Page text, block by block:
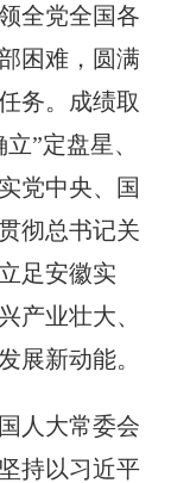
全党全国各
困难，圆满
务。成绩取
”定盘星、
党中央、国
彻总书记关
足安徽实
产业壮大、
展新动能。
人大常委会
持以习近平